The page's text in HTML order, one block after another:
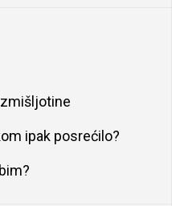
ipak posrećilo?